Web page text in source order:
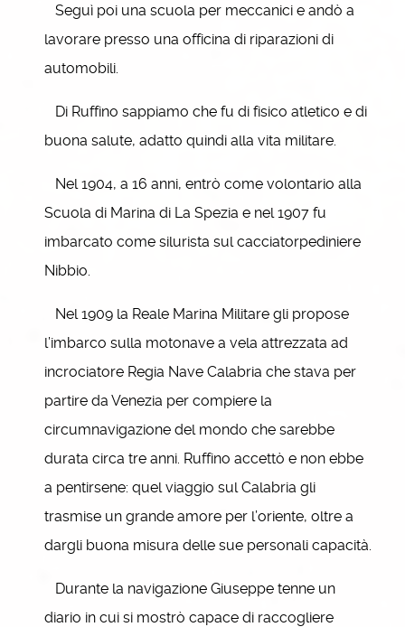
Seguì poi una scuola per meccanici e andò a
lavorare presso una officina di riparazioni di
automobili.
Di Ruffino sappiamo che fu di fisico atletico e di
buona salute, adatto quindi alla vita militare.
Nel 1904, a 16 anni, entrò come volontario alla
Scuola di Marina di La Spezia e nel 1907 fu
imbarcato come silurista sul cacciatorpediniere
Nibbio.
Nel 1909 la Reale Marina Militare gli propose
l’imbarco sulla motonave a vela attrezzata ad
incrociatore Regia Nave Calabria che stava per
partire da Venezia per compiere la
circumnavigazione del mondo che sarebbe
durata circa tre anni. Ruffino accettò e non ebbe
a pentirsene: quel viaggio sul Calabria gli
trasmise un grande amore per l’oriente, oltre a
dargli buona misura delle sue personali capacità.
Durante la navigazione Giuseppe tenne un
diario in cui si mostrò capace di raccogliere